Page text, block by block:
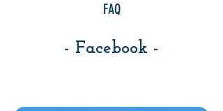
FAQ
- Facebook -